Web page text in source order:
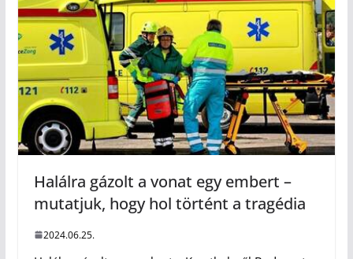
Halálra gázolt a vonat egy embert –
mutatjuk, hogy hol történt a tragédia
2024.06.25.